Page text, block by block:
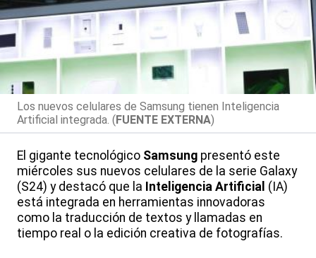
Los nuevos celulares de Samsung tienen Inteligencia
Artificial integrada. (FUENTE EXTERNA)
El gigante tecnológico Samsung presentó este
miércoles sus nuevos celulares de la serie Galaxy
(S24) y destacó que la Inteligencia Artificial (IA)
está integrada en herramientas innovadoras
como la traducción de textos y llamadas en
tiempo real o la edición creativa de fotografías.